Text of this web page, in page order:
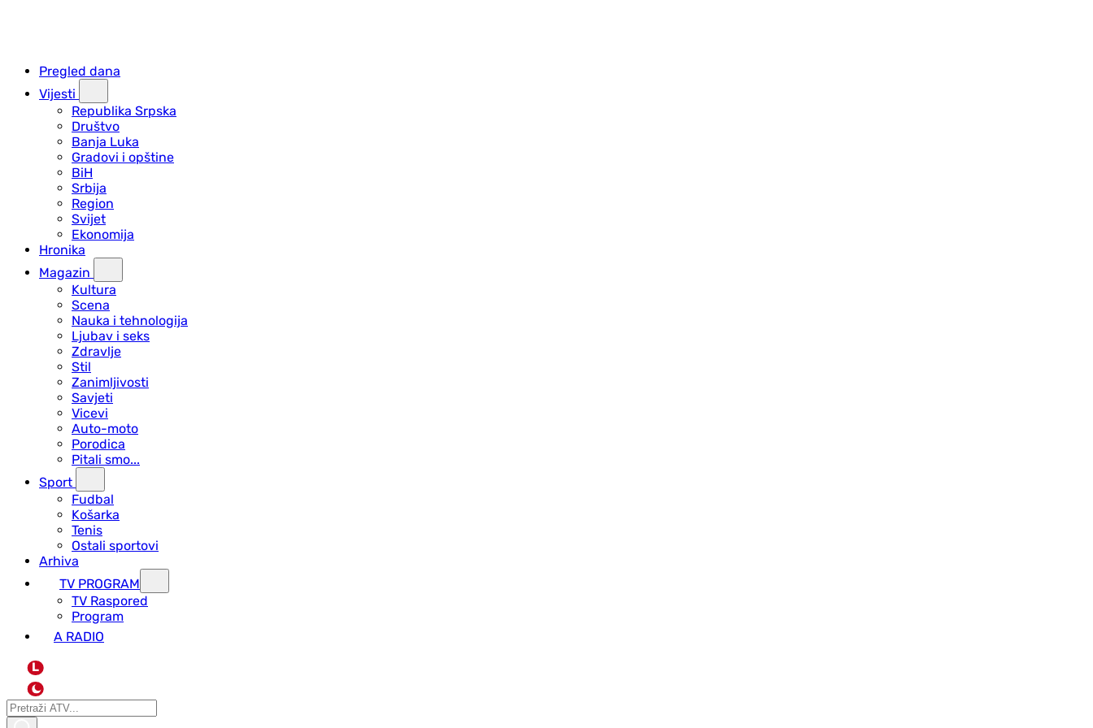
Pregled dana
Vijesti
Republika Srpska
Društvo
Banja Luka
Gradovi i opštine
BiH
Srbija
Region
Svijet
Ekonomija
Hronika
Magazin
Kultura
Scena
Nauka i tehnologija
Ljubav i seks
Zdravlje
Stil
Zanimljivosti
Savjeti
Vicevi
Auto-moto
Porodica
Pitali smo...
Sport
Fudbal
Košarka
Tenis
Ostali sportovi
Arhiva
TV PROGRAM
ТV Raspored
Program
A RADIO
L